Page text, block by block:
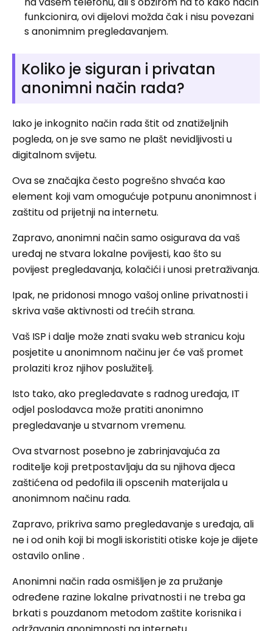
funkcionira, ovi dijelovi možda čak i nisu povezani
s anonimnim pregledavanjem.
Koliko je siguran i privatan
anonimni način rada?
Iako je inkognito način rada štit od znatiželjnih
pogleda, on je sve samo ne plašt nevidljivosti u
digitalnom svijetu.
Ova se značajka često pogrešno shvaća kao
element koji vam omogućuje potpunu anonimnost i
zaštitu od prijetnji na internetu.
Zapravo, anonimni način samo osigurava da vaš
uređaj ne stvara lokalne povijesti, kao što su
povijest pregledavanja, kolačići i unosi pretraživanja.
Ipak, ne pridonosi mnogo vašoj online privatnosti i
skriva vaše aktivnosti od trećih strana.
Vaš ISP i dalje može znati svaku web stranicu koju
posjetite u anonimnom načinu jer će vaš promet
prolaziti kroz njihov poslužitelj.
Isto tako, ako pregledavate s radnog uređaja, IT
odjel poslodavca može pratiti anonimno
pregledavanje u stvarnom vremenu.
Ova stvarnost posebno je zabrinjavajuća za
roditelje koji pretpostavljaju da su njihova djeca
zaštićena od pedofila ili opscenih materijala u
anonimnom načinu rada.
Zapravo, prikriva samo pregledavanje s uređaja, ali
ne i od onih koji bi mogli iskoristiti otiske koje je dijete
ostavilo online .
Anonimni način rada osmišljen je za pružanje
određene razine lokalne privatnosti i ne treba ga
brkati s pouzdanom metodom zaštite korisnika i